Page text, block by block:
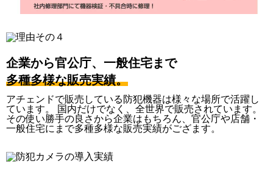
企業から官公庁、一般住宅まで
多種多様な販売実績。
アチェンドで販売している防犯機器は様々な場所で活躍し
ています。 国内だけでなく、全世界で販売されています。
その使い勝手の良さから企業はもちろん、官公庁や店舗・
一般住宅にまで多種多様な販売実績がござます。